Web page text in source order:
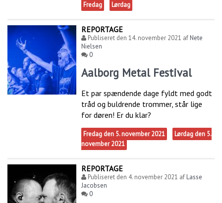
Fredag Lørdag
REPORTAGE
Publiseret den14. november 2021 afNete
Nielsen
0
Aalborg Metal Festival
Et par spændende dage fyldt med godt
tråd og buldrende trommer, står lige
for døren! Er du klar?
Fredag den 5. november 2021
Lørdag den 5.
november 2021
REPORTAGE
Publiseret den 4. november 2021 afLasse
Jacobsen
0